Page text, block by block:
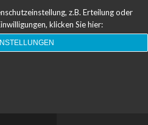
z.B. Erteilung oder
klicken Sie hier: